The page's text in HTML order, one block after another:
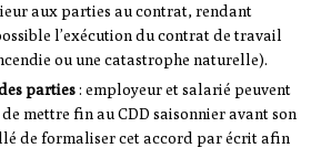
aux parties au contrat, rendant
l’exécution du contrat de travail
ou une catastrophe naturelle).
parties: employeur et salarié peuvent
mettre fin au CDD saisonnier avant son
de formaliser cet accord par écrit afin